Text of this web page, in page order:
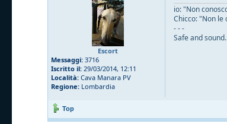
Escort
Messaggi: 3716
Iscritto il: 29/03/2014, 12:11
Località: Cava Manara PV
Regione: Lombardia
io: "Non
Chicco: "Non le
- - -
Safe and
Top